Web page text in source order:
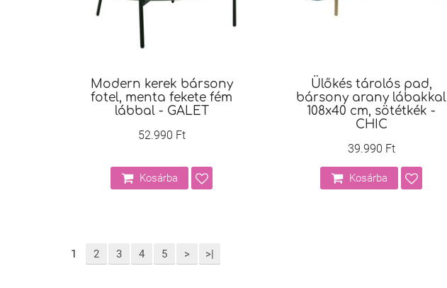
Modern kerek bársony
fotel, menta fekete fém
lábbal - GALET
52.990 Ft
Kosárba
Ülőkés tárolós pad,
bársony arany lábakkal
108x40 cm, sötétkék -
CHIC
39.990 Ft
Kosárba
1 2 3 4 5 > >|